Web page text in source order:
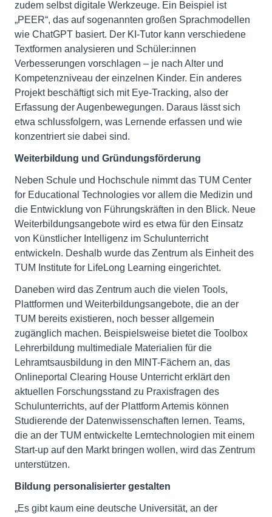
zudem selbst digitale Werkzeuge. Ein Beispiel ist
„PEER“, das auf sogenannten großen Sprachmodellen
wie ChatGPT basiert. Der KI-Tutor kann verschiedene
Textformen analysieren und Schüler:innen
Verbesserungen vorschlagen – je nach Alter und
Kompetenzniveau der einzelnen Kinder. Ein anderes
Projekt beschäftigt sich mit Eye-Tracking, also der
Erfassung der Augenbewegungen. Daraus lässt sich
etwa schlussfolgern, was Lernende erfassen und wie
konzentriert sie dabei sind.
Weiterbildung und Gründungsförderung
Neben Schule und Hochschule nimmt das TUM Center
for Educational Technologies vor allem die Medizin und
die Entwicklung von Führungskräften in den Blick. Neue
Weiterbildungsangebote wird es etwa für den Einsatz
von Künstlicher Intelligenz im Schulunterricht
entwickeln. Deshalb wurde das Zentrum als Einheit des
TUM Institute for LifeLong Learning eingerichtet.
Daneben wird das Zentrum auch die vielen Tools,
Plattformen und Weiterbildungsangebote, die an der
TUM bereits existieren, noch besser allgemein
zugänglich machen. Beispielsweise bietet die Toolbox
Lehrerbildung multimediale Materialien für die
Lehramtsausbildung in den MINT-Fächern an, das
Onlineportal Clearing House Unterricht erklärt den
aktuellen Forschungsstand zu Praxisfragen des
Schulunterrichts, auf der Plattform Artemis können
Studierende der Datenwissenschaften lernen. Teams,
die an der TUM entwickelte Lerntechnologien mit einem
Start-up auf den Markt bringen wollen, wird das Zentrum
unterstützen.
Bildung personalisierter gestalten
„Es gibt kaum eine deutsche Universität, an der